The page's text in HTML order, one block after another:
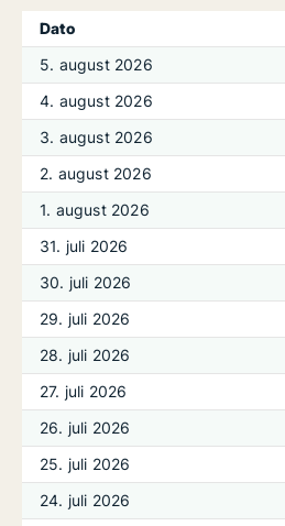
Dato
5. august 2026
4. august 2026
3. august 2026
2. august 2026
1. august 2026
31. juli 2026
30. juli 2026
29. juli 2026
28. juli 2026
27. juli 2026
26. juli 2026
25. juli 2026
24. juli 2026